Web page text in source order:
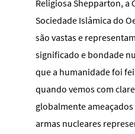
Religiosa Shepparton, a
Sociedade Islâmica do
são vastas e
significado e bondade
que a humanidade foi
quando vemos com
globalmente
armas nucleares